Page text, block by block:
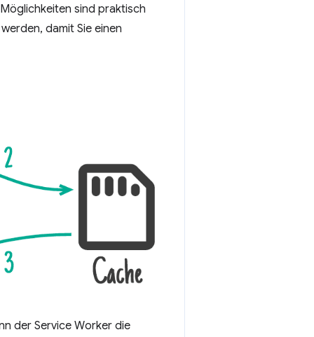
sind praktisch
damit Sie einen
der Service Worker die